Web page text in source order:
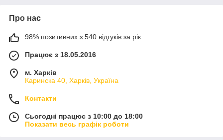
Про нас
98% позитивних з 540 відгуків за рік
Працює з 18.05.2016
м. Харків
Каринска 40, Харків, Україна
Контакти
Сьогодні працює з 10:00 до 18:00
Показати весь графік роботи